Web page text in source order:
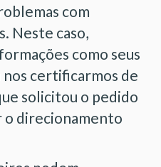
com
Neste caso,
como seus
nos certificarmos de
solicitou o pedido
o direcionamento